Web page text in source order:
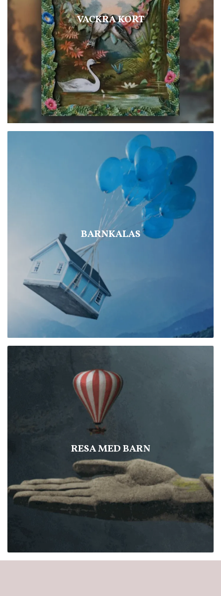
VACKRA KORT
BARNKALAS
RESA MED BARN